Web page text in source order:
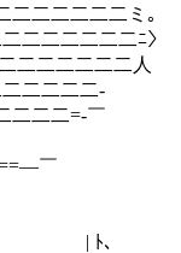
二二二ミ｡
二二二ﾆ〉
二二二人
二二二‐
二=-￣
￣
/
| ﾄ､